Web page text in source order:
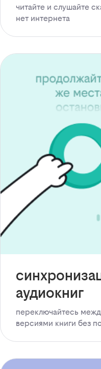
читайте и слушайте
нет интернета
аудиокниг
переключайтесь
версиями книги без